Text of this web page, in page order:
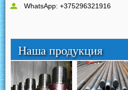
WhatsApp: +375296321916
Наша продукция